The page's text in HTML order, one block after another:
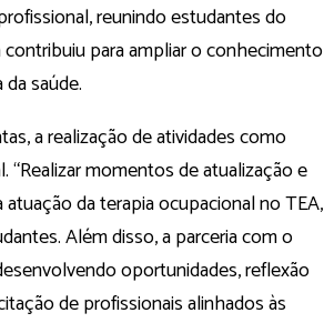
reunindo estudantes do
para ampliar o conhecimento
saúde.
a realização de atividades como
“Realizar momentos de atualização e
da terapia ocupacional no TEA,
Além disso, a parceria com o
oportunidades, reflexão
de profissionais alinhados às